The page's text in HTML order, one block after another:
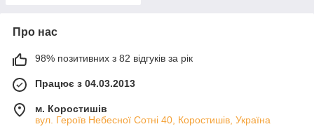
Про нас
98% позитивних з 82 відгуків за рік
Працює з 04.03.2013
м. Коростишів
вул. Героїв Небесної Сотні 40, Коростишів, Україна